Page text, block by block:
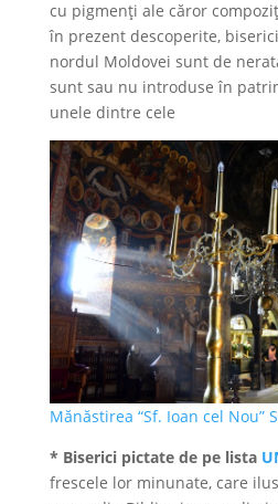
cu pigmenţi ale căror
în prezent descoperite,
nordul Moldovei sunt de
sunt sau nu introduse în
unele dintre cele
Mănăstirea “Sf. Ioan cel Nou”
* Biserici pictate de pe lista
frescele lor minunate, care